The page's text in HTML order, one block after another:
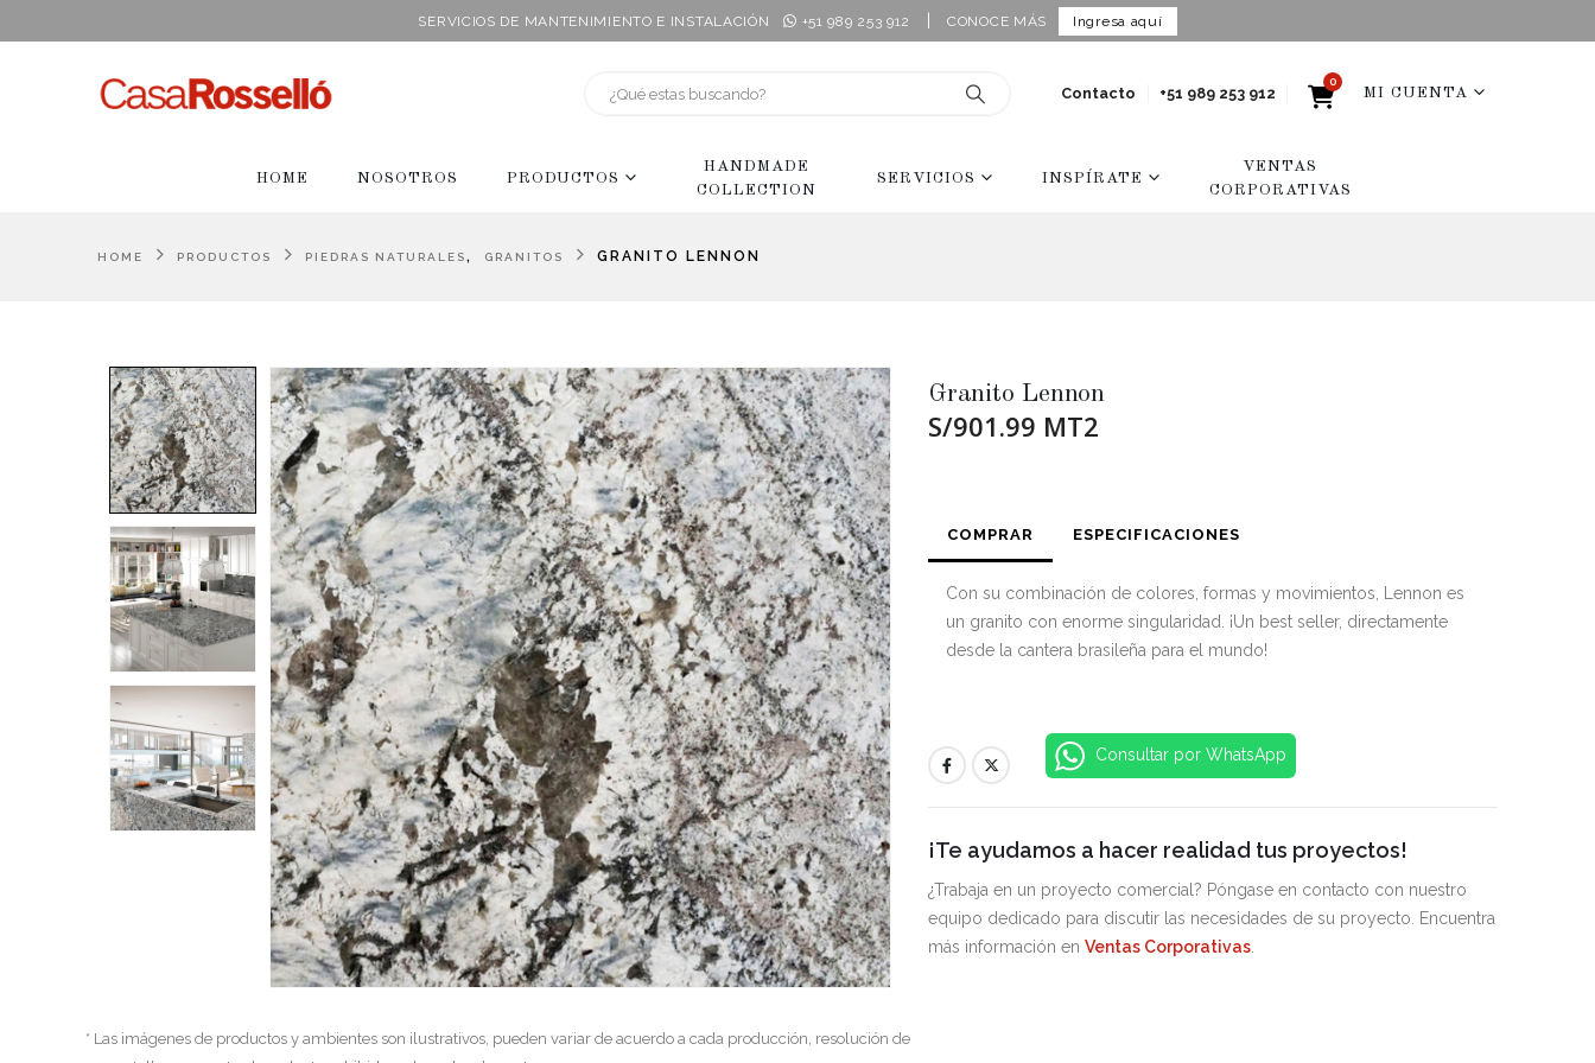
SERVICIOS DE MANTENIMIENTO E INSTALACIÓN +51 989 253 912 CONOCE MÁS Ingresa aquí
Contacto +51 989 253 912
0
MI CUENTA
HOME NOSOTROS PRODUCTOS
HANDMADE
COLLECTION
SERVICIOS INSPÍRATE
VENTAS
CORPORATIVAS
HOME PRODUCTOS PIEDRAS NATURALES, GRANITOS GRANITO LENNON
* Las imágenes de productos y ambientes son ilustrativos, pueden variar de acuerdo a cada producción, resolución de
Granito Lennon
S/901.99 MT2
COMPRAR ESPECIFICACIONES
Con su combinación de colores, formas y movimientos, Lennon es
un granito con enorme singularidad. ¡Un best seller, directamente
desde la cantera brasileña para el mundo!
Consultar por WhatsApp
¡Te ayudamos a hacer realidad tus proyectos!
¿Trabaja en un proyecto comercial? Póngase en contacto con nuestro
equipo dedicado para discutir las necesidades de su proyecto. Encuentra
más información en Ventas Corporativas.